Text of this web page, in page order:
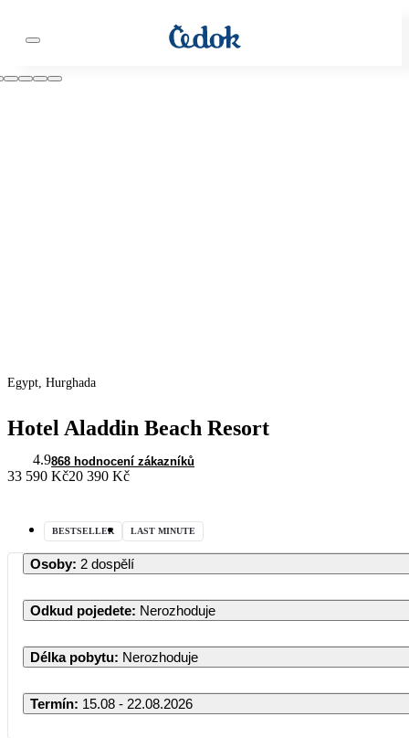
Egypt, Hurghada
Hotel Aladdin Beach Resort
4.9868 hodnocení zákazníků
33 590 Kč20 390 Kč
BESTSELLER LAST MINUTE
Osoby: 2 dospělí
Odkud pojedete: Nerozhoduje
Délka pobytu: Nerozhoduje
Termín: 15.08 - 22.08.2026